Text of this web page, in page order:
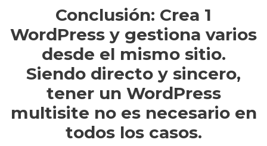
Conclusión: Crea 1
WordPress y gestiona varios
desde el mismo sitio.
Siendo directo y sincero,
tener un WordPress
multisite no es necesario en
todos los casos.